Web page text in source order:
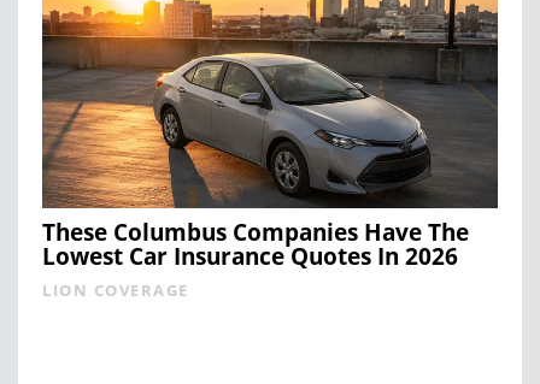
These Columbus Companies Have The
Lowest Car Insurance Quotes In 2026
LION COVERAGE